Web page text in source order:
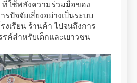
ที่ใช้พลังความร่วมมือของ
ปัจจัยเสี่ยงอย่างเป็นระบบ
งเรียน ร้านค้า ไปจนถึงการ
ค์สำหรับเด็กและเยาวชน